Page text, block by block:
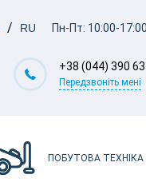
RU Пн-Пт: 10:00-
+38 (044) 390
Передзвоніть мені
ПОБУТОВА ТЕХНІКА